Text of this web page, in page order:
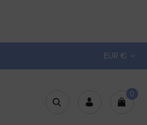
EUR € 
0